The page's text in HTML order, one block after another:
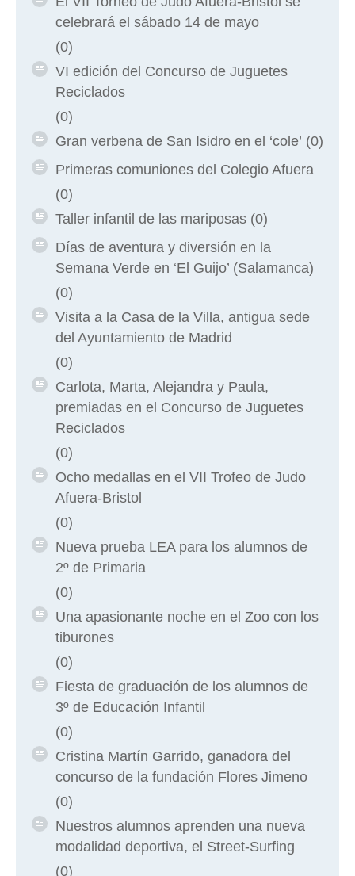
celebrará el sábado 14 de mayo
(0)
VI edición del Concurso de Juguetes
Reciclados
(0)
Gran verbena de San Isidro en el ‘cole’ (0)
Primeras comuniones del Colegio Afuera
(0)
Taller infantil de las mariposas (0)
Días de aventura y diversión en la
Semana Verde en ‘El Guijo’ (Salamanca)
(0)
Visita a la Casa de la Villa, antigua sede
del Ayuntamiento de Madrid
(0)
Carlota, Marta, Alejandra y Paula,
premiadas en el Concurso de Juguetes
Reciclados
(0)
Ocho medallas en el VII Trofeo de Judo
Afuera-Bristol
(0)
Nueva prueba LEA para los alumnos de
2º de Primaria
(0)
Una apasionante noche en el Zoo con los
tiburones
(0)
Fiesta de graduación de los alumnos de
3º de Educación Infantil
(0)
Cristina Martín Garrido, ganadora del
concurso de la fundación Flores Jimeno
(0)
Nuestros alumnos aprenden una nueva
modalidad deportiva, el Street-Surfing
(0)